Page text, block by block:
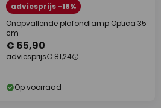
adviesprijs -18%
Onopvallende plafondlamp Optica 35
cm
€ 65,90
adviesprijs€ 81,24
Op voorraad